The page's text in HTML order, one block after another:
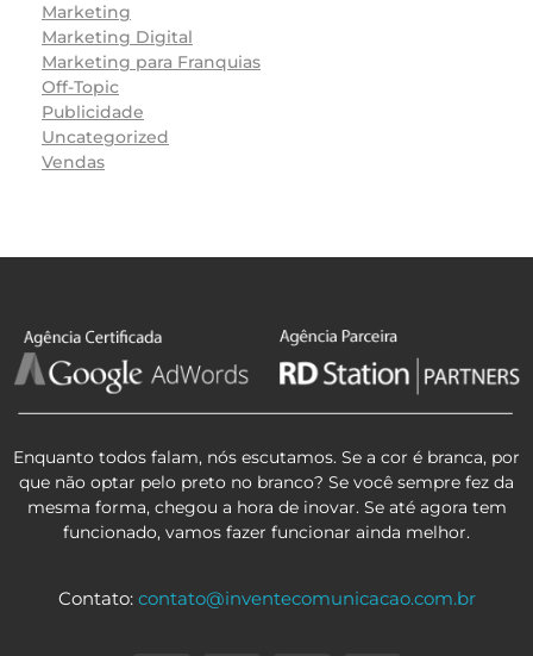
Marketing
Marketing Digital
Marketing para Franquias
Off-Topic
Publicidade
Uncategorized
Vendas
Enquanto todos falam, nós escutamos. Se a cor é branca, por
que não optar pelo preto no branco? Se você sempre fez da
mesma forma, chegou a hora de inovar. Se até agora tem
funcionado, vamos fazer funcionar ainda melhor.
Contato: contato@inventecomunicacao.com.br